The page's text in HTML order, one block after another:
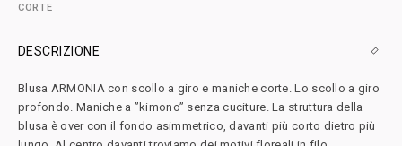
CORTE
DESCRIZIONE
Blusa ARMONIA con scollo a giro e maniche corte. Lo scollo a giro
profondo. Maniche a ”kimono” senza cuciture. La struttura della
blusa è over con il fondo asimmetrico, davanti più corto dietro più